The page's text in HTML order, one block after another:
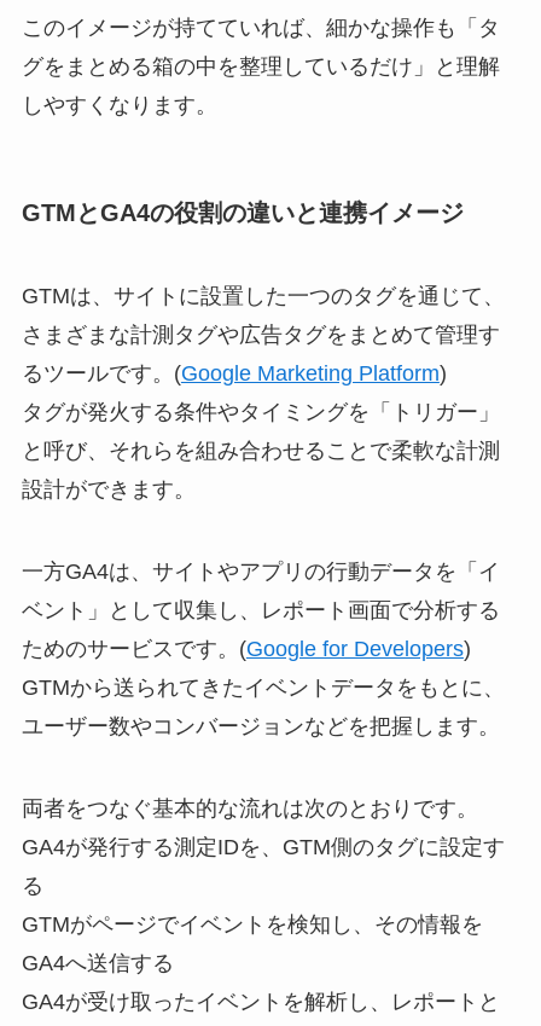
このイメージが持てていれば、細かな操作も「タ
グをまとめる箱の中を整理しているだけ」と理解
しやすくなります。
GTMとGA4の役割の違いと連携イメージ
GTMは、サイトに設置した一つのタグを通じて、
さまざまな計測タグや広告タグをまとめて管理す
るツールです。(Google Marketing Platform)
タグが発火する条件やタイミングを「トリガー」
と呼び、それらを組み合わせることで柔軟な計測
設計ができます。
一方GA4は、サイトやアプリの行動データを「イ
ベント」として収集し、レポート画面で分析する
ためのサービスです。(Google for Developers)
GTMから送られてきたイベントデータをもとに、
ユーザー数やコンバージョンなどを把握します。
両者をつなぐ基本的な流れは次のとおりです。
GA4が発行する測定IDを、GTM側のタグに設定す
る
GTMがページでイベントを検知し、その情報を
GA4へ送信する
GA4が受け取ったイベントを解析し、レポートと